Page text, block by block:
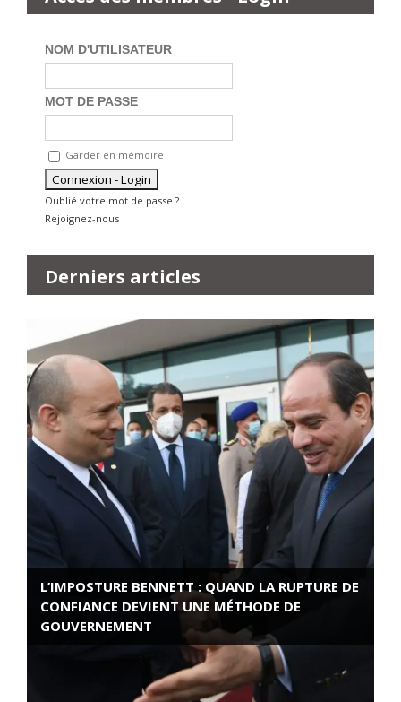
NOM D'UTILISATEUR
MOT DE PASSE
Garder en mémoire
Oublié votre mot de passe ?
Rejoignez-nous
Derniers articles
L’IMPOSTURE BENNETT : QUAND LA RUPTURE DE
CONFIANCE DEVIENT UNE MÉTHODE DE
GOUVERNEMENT
ROSE VALLAND, HEROÏNE DE LA RESISTANCE